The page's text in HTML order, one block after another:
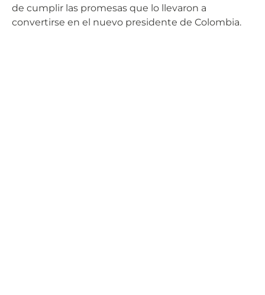
de cumplir las promesas que lo llevaron a
convertirse en el nuevo presidente de Colombia.